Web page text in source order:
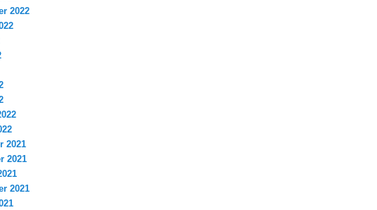
2022
2021
2021
2021